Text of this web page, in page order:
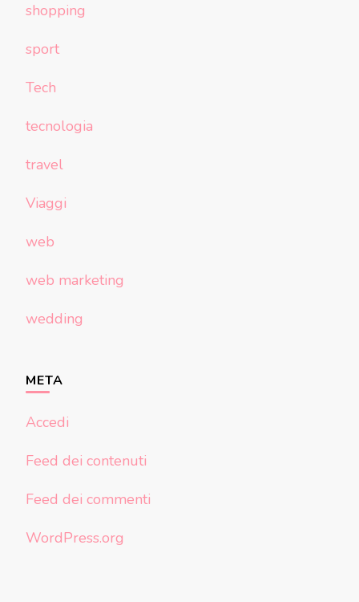
shopping
sport
Tech
tecnologia
travel
Viaggi
web
web marketing
wedding
META
Accedi
Feed dei contenuti
Feed dei commenti
WordPress.org